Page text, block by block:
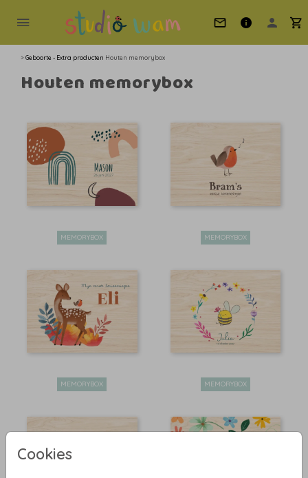
Cookies
>Geboorte - Extra producten Houten memorybox
Houten memorybox
MEMORYBOX MEMORYBOX
MEMORYBOX MEMORYBOX